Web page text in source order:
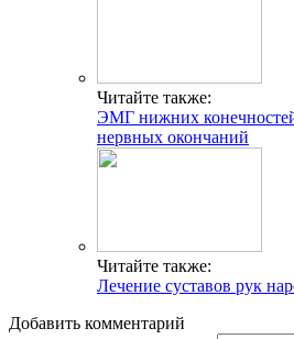
Читайте также:
ЭМГ нижних
нервных окончаний
Читайте также:
Лечение суставов рук
Добавить комментарий